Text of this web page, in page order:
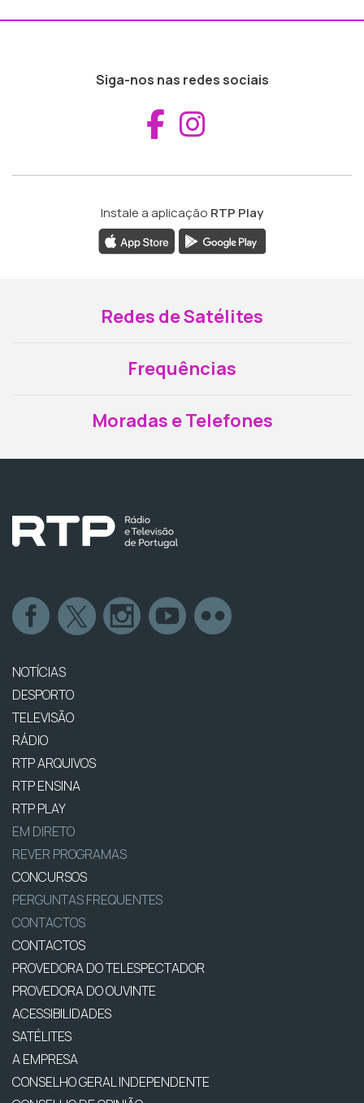
Siga-nos nas redes sociais
Aceder ao
Instale a aplicação RTP Play
Redes de Satélites
Frequências
Moradas e Telefones
NOTÍCIAS
DESPORTO
TELEVISÃO
RÁDIO
RTP ARQUIVOS
RTP ENSINA
RTP PLAY
EM DIRETO
REVER PROGRAMAS
CONCURSOS
PERGUNTAS FREQUENTES
CONTACTOS
CONTACTOS
PROVEDORA DO TELESPECTADOR
PROVEDORA DO OUVINTE
ACESSIBILIDADES
SATÉLITES
A EMPRESA
CONSELHO GERAL INDEPENDENTE